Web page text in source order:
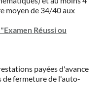
moyen de 34/40 aux
Réussi ou
payées d'avance
de fermeture de l'auto-